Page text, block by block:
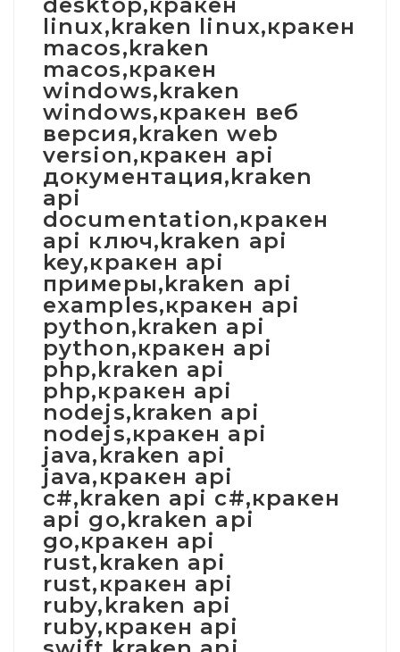
linux,kraken linux,кракен
macos,kraken
macos,кракен
windows,kraken
windows,кракен веб
версия,kraken web
version,кракен api
документация,kraken
api
documentation,кракен
api ключ,kraken api
key,кракен api
примеры,kraken api
examples,кракен api
python,kraken api
python,кракен api
php,kraken api
php,кракен api
nodejs,kraken api
nodejs,кракен api
java,kraken api
java,кракен api
c#,kraken api c#,кракен
api go,kraken api
go,кракен api
rust,kraken api
rust,кракен api
ruby,kraken api
ruby,кракен api